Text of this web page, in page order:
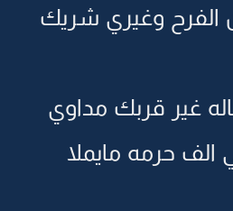
وغيري شريك
قربك مداوي
حرمه مايملا